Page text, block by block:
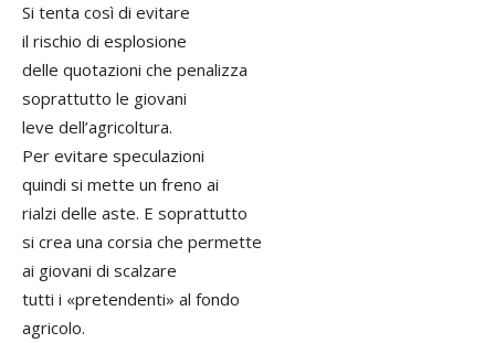
Si tenta così di evitare
il rischio di esplosione
delle quotazioni che penalizza
soprattutto le giovani
leve dell’agricoltura.
Per evitare speculazioni
quindi si mette un freno ai
rialzi delle aste. E soprattutto
si crea una corsia che permette
ai giovani di scalzare
tutti i «pretendenti» al fondo
agricolo.